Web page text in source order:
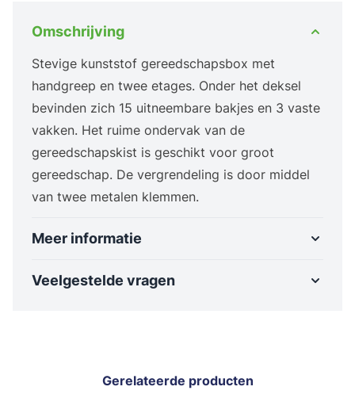
Omschrijving
Stevige kunststof gereedschapsbox met
handgreep en twee etages. Onder het deksel
bevinden zich 15 uitneembare bakjes en 3 vaste
vakken. Het ruime ondervak van de
gereedschapskist is geschikt voor groot
gereedschap. De vergrendeling is door middel
van twee metalen klemmen.
Meer informatie
Veelgestelde vragen
Gerelateerde producten